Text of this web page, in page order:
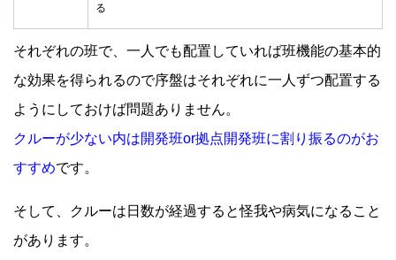
る
それぞれの班で、一人でも配置していれば班機能の基本的
な効果を得られるので序盤はそれぞれに一人ずつ配置する
ようにしておけば問題ありません。
クルーが少ない内は開発班or拠点開発班に割り振るのがお
すすめです。
そして、クルーは日数が経過すると怪我や病気になること
があります。